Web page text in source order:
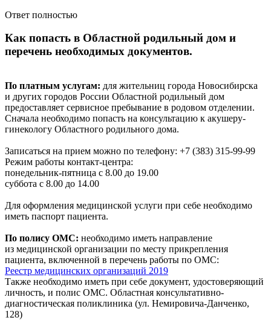
Ответ полностью
Как попасть в Областной родильный дом и
перечень необходимых документов.
По платным услугам: для жительниц города Новосибирска
и других городов России Областной родильный дом
предоставляет сервисное пребывание в родовом отделении.
Сначала необходимо попасть на консультацию к акушеру-
гинекологу Областного родильного дома.
Записаться на прием можно по телефону: +7 (383) 315-99-99
Режим работы контакт-центра:
понедельник-пятница с 8.00 до 19.00
суббота с 8.00 до 14.00
Для оформления медицинской услуги при себе необходимо
иметь паспорт пациента.
По полису ОМС: необходимо иметь направление
из медицинской организации по месту прикрепления
пациента, включенной в перечень работы по ОМС:
Реестр медицинских организаций 2019
Также необходимо иметь при себе документ, удостоверяющий
личность, и полис ОМС. Областная консультативно-
диагностическая поликлиника (ул. Немировича-Данченко,
128)